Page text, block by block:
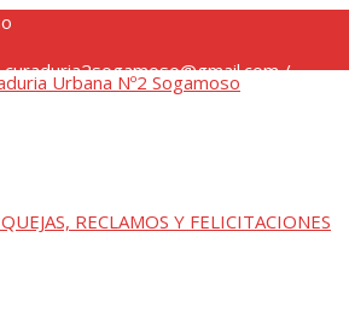
/
RECLAMOS Y FELICITACIONES